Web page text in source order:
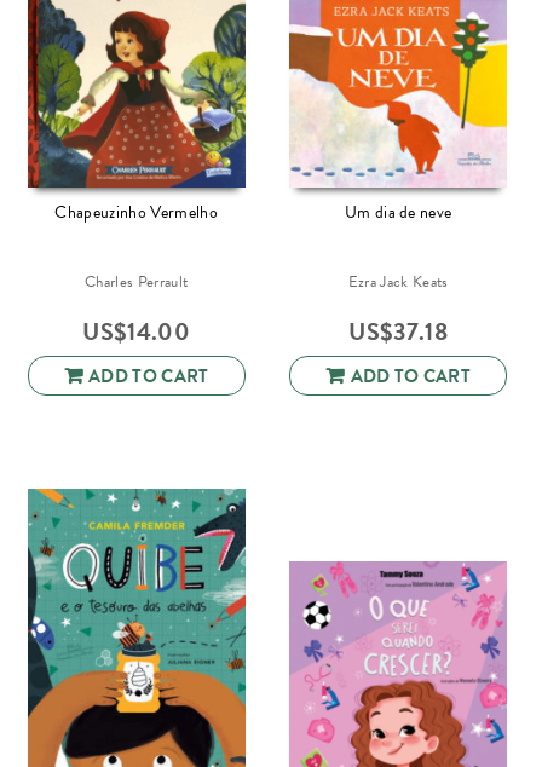
Chapeuzinho Vermelho
Charles Perrault
US$14.00
ADD TO CART
Um dia de neve
Ezra Jack Keats
US$37.18
ADD TO CART